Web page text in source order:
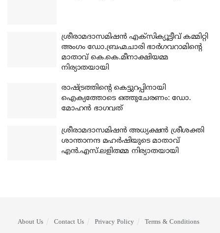
ശ്രീരാമദാസമിഷന്‍ എക്‌സിക്യൂട്ടീവ് കമ്മിറ്റി
അംഗം ഡോ.ബ്രഹ്മചാരി ഭാര്‍ഗവറാമിന്റെ
മാതാവ് കെ.കെ.മീനാക്ഷിയമ്മ
നിര്യാതയായി
രാഷ്ട്രത്തിന്റെ കെട്ടുറപ്പിനായി
ഐക്യത്തോടെ ഒത്തുചേരണം: ഡോ.
മോഹന്‍ ഭാഗവത്
ശ്രീരാമദാസമിഷന്‍ അധ്യക്ഷന്‍ ശ്രീശക്തി
ശാന്താനന്ദ മഹര്‍ഷിയുടെ മാതാവ്
എന്‍.എസ്.ലളിതമ്മ നിര്യാതയായി
About Us Contact Us Privacy Policy Terms & Conditions